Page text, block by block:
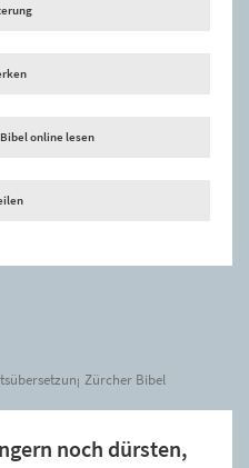
online lesen
Zürcher Bibel
noch dürsten,